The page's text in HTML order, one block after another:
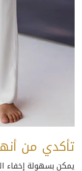
تأكدي من
يمكن بسهولة إخفاء